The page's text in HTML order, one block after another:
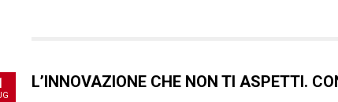
L’INNOVAZIONE CHE NON TI ASPETTI.